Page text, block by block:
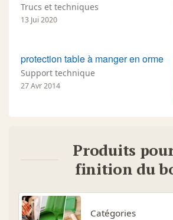
Trucs et techniques
13 Jui 2020
protection table à manger en orme
Support technique
27 Avr 2014
Produits
finition du
Catégories